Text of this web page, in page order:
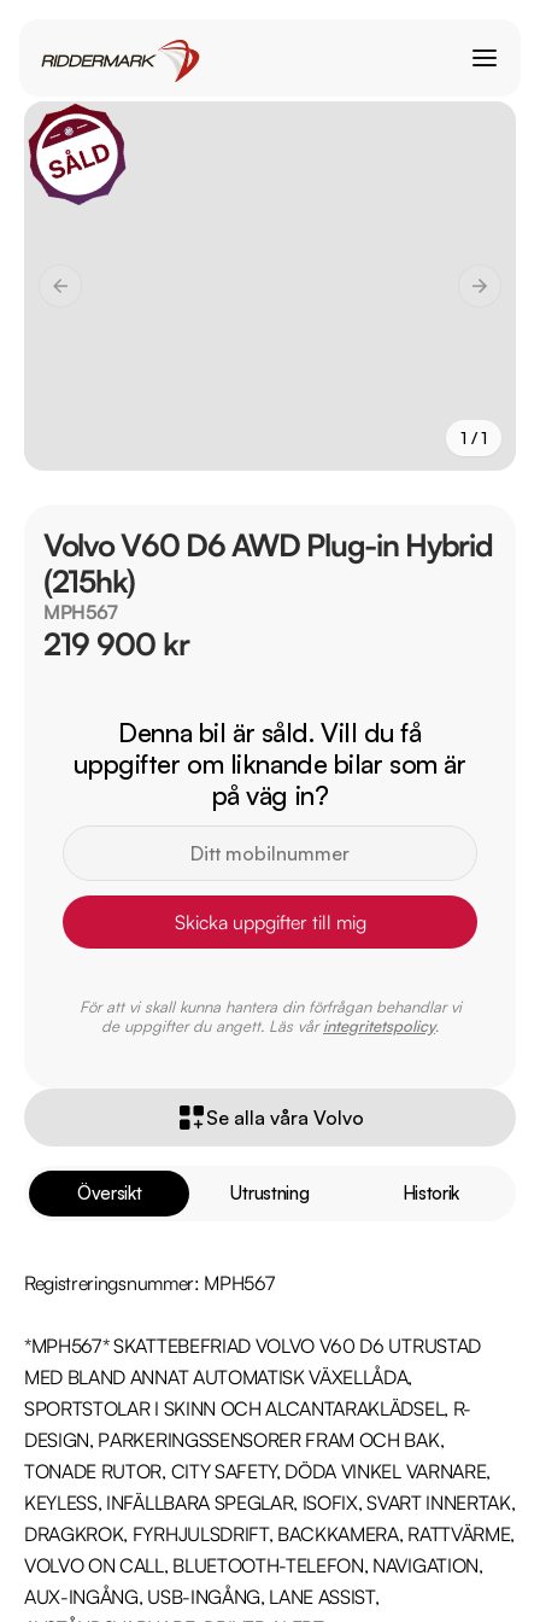
1 / 1
Översikt Utrustning Historik
Registreringsnummer: MPH567
*MPH567* SKATTEBEFRIAD VOLVO V60 D6 UTRUSTAD
MED BLAND ANNAT AUTOMATISK VÄXELLÅDA,
SPORTSTOLAR I SKINN OCH ALCANTARAKLÄDSEL, R-
DESIGN, PARKERINGSSENSORER FRAM OCH BAK,
TONADE RUTOR, CITY SAFETY, DÖDA VINKEL VARNARE,
KEYLESS, INFÄLLBARA SPEGLAR, ISOFIX, SVART INNERTAK,
DRAGKROK, FYRHJULSDRIFT, BACKKAMERA, RATTVÄRME,
VOLVO ON CALL, BLUETOOTH-TELEFON, NAVIGATION,
AUX-INGÅNG, USB-INGÅNG, LANE ASSIST,
Volvo V60 D6 AWD Plug-in Hybrid
(215hk)
MPH567
219 900 kr
Denna bil är såld. Vill du få
uppgifter om liknande bilar som är
på väg in?
Skicka uppgifter till mig
För att vi skall kunna hantera din förfrågan behandlar vi
de uppgifter du angett. Läs vårintegritetspolicy.
Se alla våra Volvo